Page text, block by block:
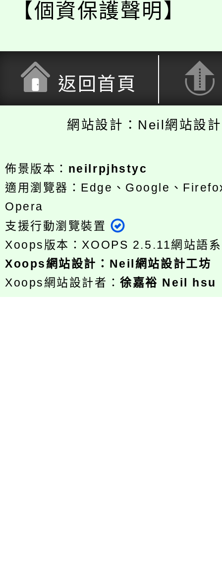
【個資保護聲明】
返回首頁
網站設計：Neil網站設
佈景版本： neilrpjhstyc
適用瀏覽器：Edge、Google、
Opera
支援行動瀏覽裝置
Xoops版本：XOOPS 2.5.11網站語
Xoops網站設計 ： Neil網站設計工坊
Xoops網站設計者：徐嘉裕 Neil hsu